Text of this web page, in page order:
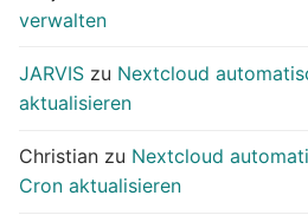
verwalten
JARVIS zu Nextcloud
aktualisieren
Christian zu Nextcloud
Cron aktualisieren